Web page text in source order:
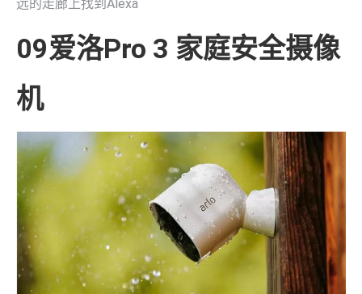
远的走廊上找到Alexa
09爱洛Pro 3 家庭安全摄像
机